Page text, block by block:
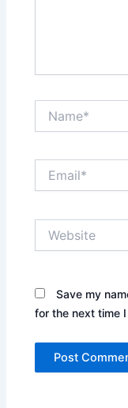
Save my
for the next time